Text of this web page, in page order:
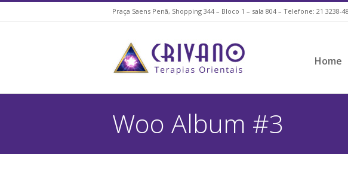
Praça Saens Penã, Shopping 344 – Bloco 1 – sala 804 – Telefone: 21 3238-
Home
Woo Album #3